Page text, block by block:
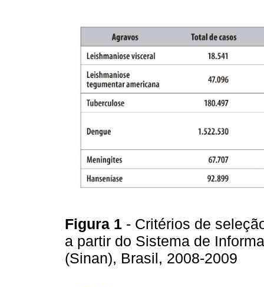
Figura 1 - Critérios de
a partir do Sistema de
(Sinan), Brasil, 2008-2009